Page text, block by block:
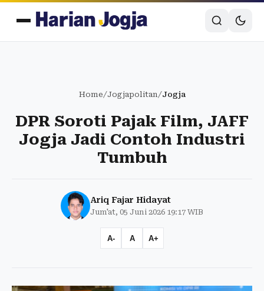
Home/Jogjapolitan/Jogja
DPR Soroti Pajak Film, JAFF
Jogja Jadi Contoh Industri
Tumbuh
Ariq Fajar Hidayat
Jum'at, 05 Juni 2026 19:17 WIB
A- A A+